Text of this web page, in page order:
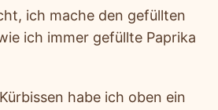
ich mache den gefüllten
ich immer gefüllte Paprika
habe ich oben ein